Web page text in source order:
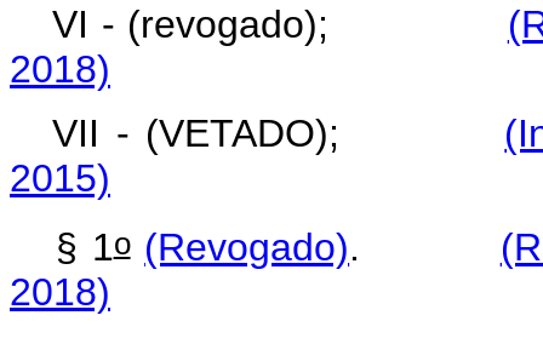
VI - (revogado);
2018)
VII - (VETADO);
2015)
§ 1o (Revogado).
2018)